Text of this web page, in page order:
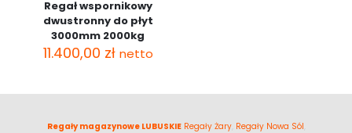
Regał wspornikowy
dwustronny do płyt
3000mm 2000kg
11.400,00 zł netto
Regały magazynowe LUBUSKIE Regały Żary, Regały Nowa Sól